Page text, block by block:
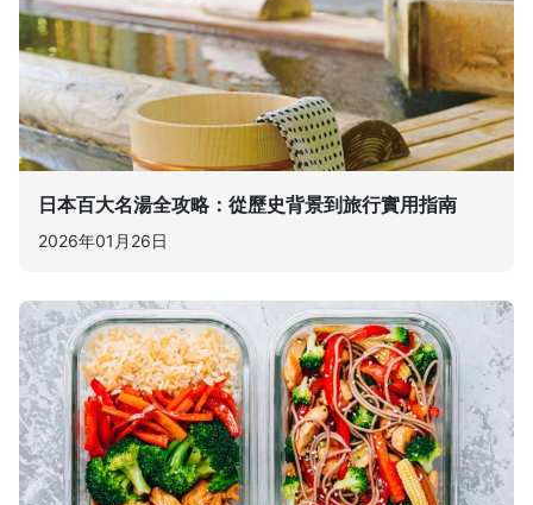
日本百大名湯全攻略：從歷史背景到旅行實用指南
2026年01月26日